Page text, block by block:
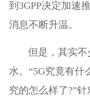
到3GPP决定加速
消息不断升温。
但是，其实
水。“5G究竟有什
究的怎么样了?”